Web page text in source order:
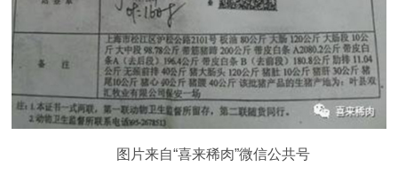
图片来自“喜来稀肉”微信公共号